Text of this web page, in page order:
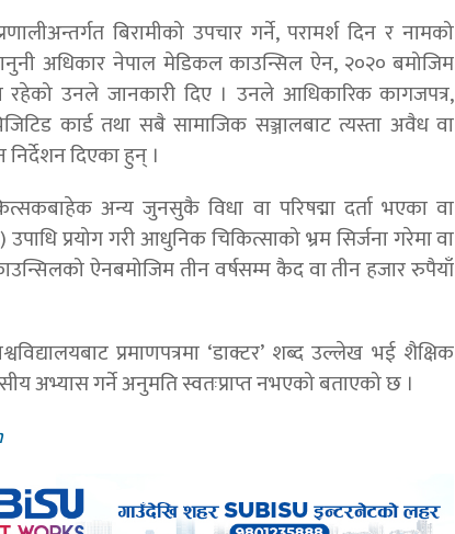
बिरामीको उपचार गर्ने, परामर्श दिन र नामको
अधिकार नेपाल मेडिकल काउन्सिल ऐन, २०२० बमोजिम
रहेको उनले जानकारी दिए । उनले आधिकारिक कागजपत्र,
कार्ड तथा सबै सामाजिक सञ्जालबाट त्यस्ता अवैध वा
दिएका हुन् ।
अन्य जुनसुकै विधा वा परिषद्मा दर्ता भएका वा
प्रयोग गरी आधुनिक चिकित्साको भ्रम सिर्जना गरेमा वा
ऐनबमोजिम तीन वर्षसम्म कैद वा तीन हजार रुपैयाँ
प्रमाणपत्रमा ‘डाक्टर’ शब्द उल्लेख भई शैक्षिक
अभ्यास गर्ने अनुमति स्वतःप्राप्त नभएको बताएको छ ।